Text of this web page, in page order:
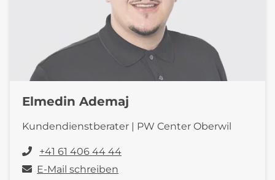
Elmedin Ademaj
Kundendienstberater | PW Center Oberwil
+41 61 406 44 44
E-Mail schreiben